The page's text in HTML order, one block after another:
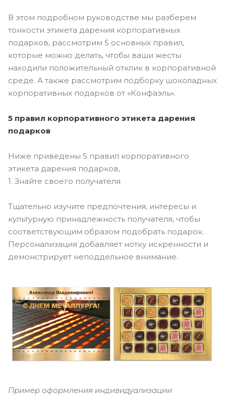
В этом подробном руководстве мы разберем
тонкости этикета дарения корпоративных
подарков, рассмотрим 5 основных правил,
которые можно делать, чтобы ваши жесты
находили положительный отклик в корпоративной
среде. А также рассмотрим подборку шоколадных
корпоративных подарков от «Конфаэль».
5 правил корпоративного этикета дарения
подарков
Ниже приведены 5 правил корпоративного
этикета дарения подарков,
1. Знайте своего получателя
Тщательно изучите предпочтения, интересы и
культурную принадлежность получателя, чтобы
соответствующим образом подобрать подарок.
Персонализация добавляет нотку искренности и
демонстрирует неподдельное внимание.
Пример оформления индивидуализации